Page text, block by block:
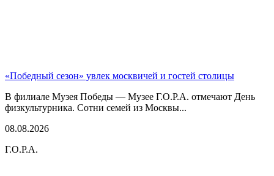
«Победный сезон» увлек москвичей и гостей столицы
В филиале Музея Победы — Музее Г.О.Р.А. отмечают День
физкультурника. Сотни семей из Москвы...
08.08.2026
Г.О.Р.А.